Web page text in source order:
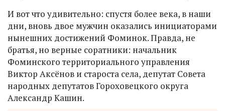
И вот что удивительно: спустя более века, в наши
дни, вновь двое мужчин оказались инициаторами
нынешних достижений Фоминок. Правда, не
братья, но верные соратники: начальник
Фоминского территориального управления
Виктор Аксёнов и староста села, депутат Совета
народных депутатов Гороховецкого округа
Александр Кашин.